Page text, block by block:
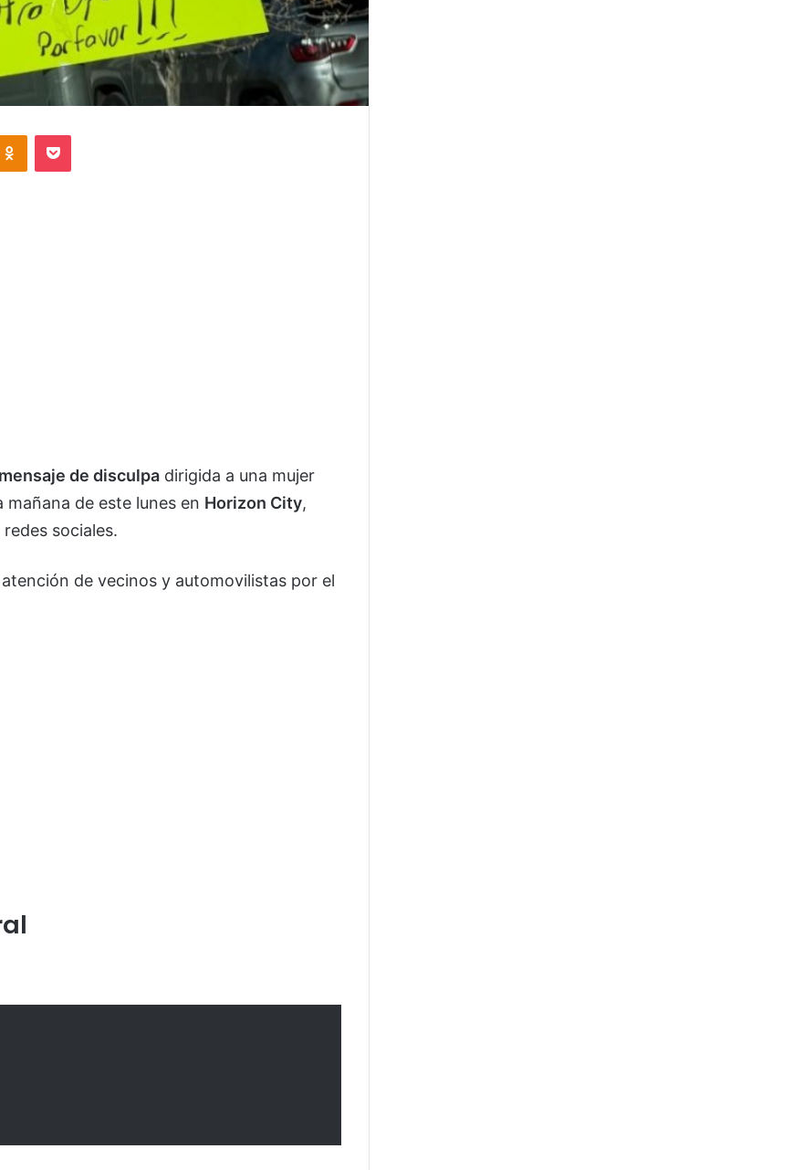
Odnoklassniki
Pocket
de disculpa dirigida a una mujer
mañana de este lunes en Horizon City,
sociales.
de vecinos y automovilistas por el